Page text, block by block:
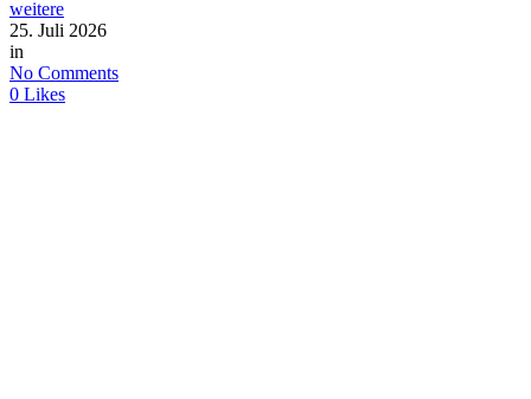
weitere
25. Juli 2026
in
No Comments
0 Likes